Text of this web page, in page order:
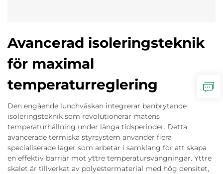
Avancerad isoleringsteknik
för maximal
temperaturreglering
Den engående lunchväskan integrerar banbrytande
isoleringsteknik som revolutionerar matens
temperaturhållning under långa tidsperioder. Detta
avancerade termiska styrsystem använder flera
specialiserade lager som arbetar i samklang för att skapa
en effektiv barriär mot yttre temperatursvängningar. Yttre
skalet är tillverkat av polyestermaterial med hög densitet,